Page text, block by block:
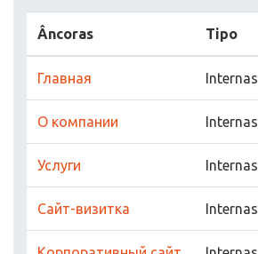
Âncoras Tipo
Главная Internas
О компании Internas
Услуги Internas
Сайт-визитка Internas